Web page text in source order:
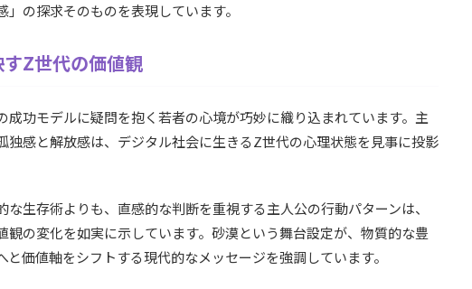
」の探求そのものを表現しています。
Z世代の価値観
成功モデルに疑問を抱く若者の心境が巧妙に織り込まれています。主
独感と解放感は、デジタル社会に生きるZ世代の心理状態を見事に投影
な生存術よりも、直感的な判断を重視する主人公の行動パターンは、
観の変化を如実に示しています。砂漠という舞台設定が、物質的な豊
と価値軸をシフトする現代的なメッセージを強調しています。